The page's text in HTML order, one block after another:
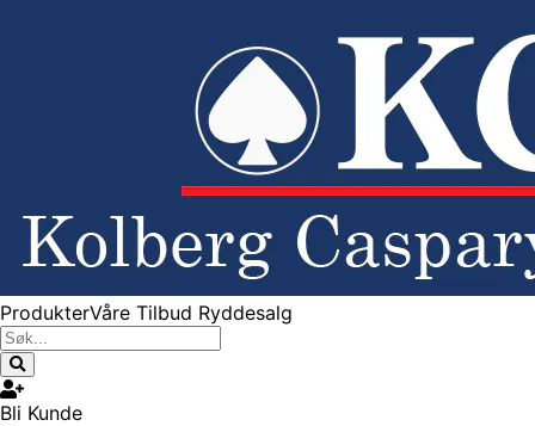
ProdukterVåre Tilbud Ryddesalg
Bli Kunde